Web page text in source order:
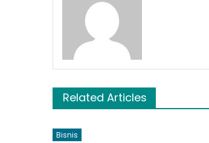
Related Articles
Bisnis